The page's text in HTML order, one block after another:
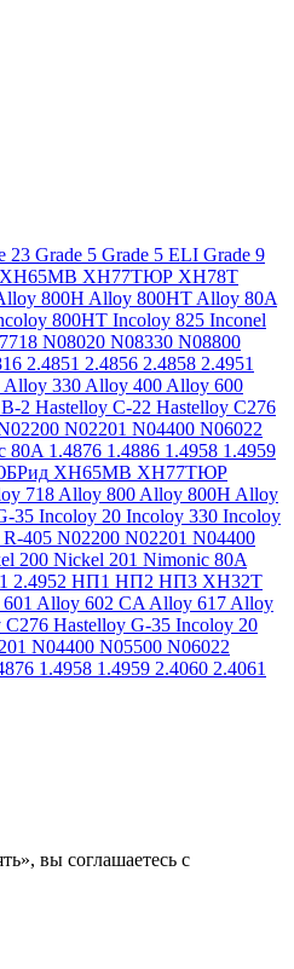
23 Grade 5 Grade 5 ELI Grade 9
ХН65МВ ХН77ТЮР ХН78Т
800H Alloy 800HT Alloy 80A
800HT Incoloy 825 Inconel
N08020 N08330 N08800
2.4851 2.4856 2.4858 2.4951
Alloy 330 Alloy 400 Alloy 600
2 Hastelloy C-22 Hastelloy C276
N02201 N04400 N06022
80A 1.4876 1.4886 1.4958 1.4959
ХН65МВ ХН77ТЮР
718 Alloy 800 Alloy 800H Alloy
35 Incoloy 20 Incoloy 330 Incoloy
405 N02200 N02201 N04400
200 Nickel 201 Nimonic 80A
2.4952 НП1 НП2 НП3 ХН32Т
Alloy 602 CA Alloy 617 Alloy
C276 Hastelloy G-35 Incoloy 20
N04400 N05500 N06022
1.4958 1.4959 2.4060 2.4061
вы соглашаетесь с